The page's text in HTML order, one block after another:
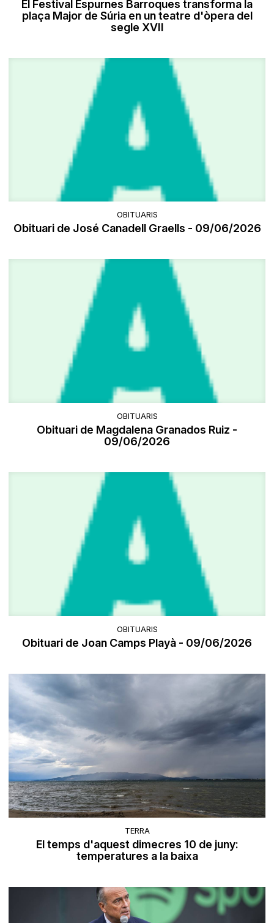
El Festival Espurnes Barroques transforma la
plaça Major de Súria en un teatre d'òpera del
segle XVII
OBITUARIS
Obituari de José Canadell Graells - 09/06/2026
OBITUARIS
Obituari de Magdalena Granados Ruiz -
09/06/2026
OBITUARIS
Obituari de Joan Camps Playà - 09/06/2026
TERRA
El temps d'aquest dimecres 10 de juny:
temperatures a la baixa